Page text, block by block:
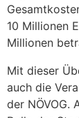
10 Millionen
Millionen
Mit dieser
auch die
der NÖVOG.